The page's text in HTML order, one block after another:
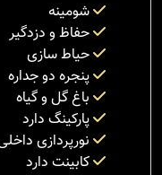
شومینه
حفاظ و دزدگیر
حیاط سازی
پنجره دو جداره
باغ گل و گیاه
پارکینگ دارد
نورپردازی
کابینت دارد